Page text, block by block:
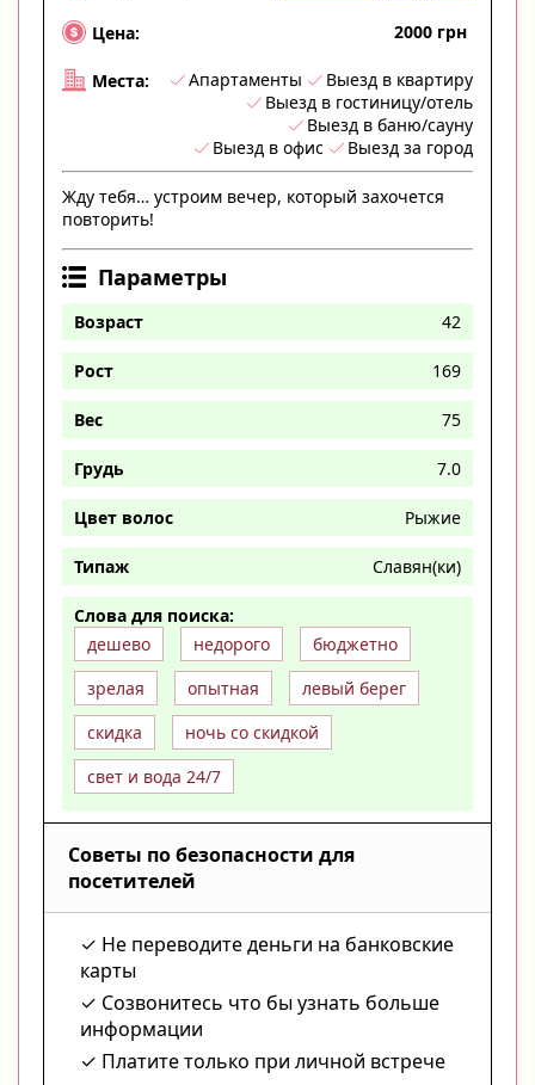
Цена: 2000 грн
Места: Апартаменты
Выезд в квартиру
Выезд в гостиницу/отель
Выезд в баню/сауну
Выезд в офис
Выезд за город
Жду тебя… устроим вечер, который захочется
повторить!
Параметры
Возраст 42
Рост 169
Вес 75
Грудь 7.0
Цвет волос Рыжие
Типаж Славян(ки)
Слова для поиска:
дешево
недорого
бюджетно
зрелая
опытная
левый берег
скидка
ночь со скидкой
свет и вода 24/7
Советы по безопасности для
посетителей
Не переводите деньги на банковские
карты
Созвонитесь что бы узнать больше
информации
Платите только при личной встрече